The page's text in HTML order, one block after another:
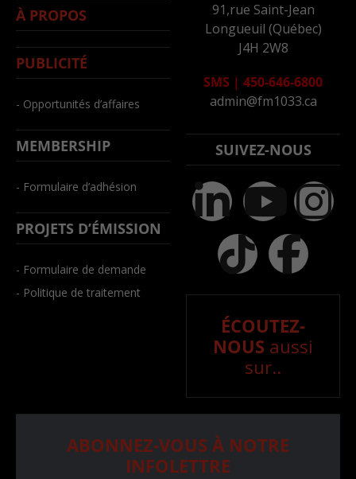
À PROPOS
PUBLICITÉ
- Opportunités d’affaires
MEMBERSHIP
- Formulaire d’adhésion
PROJETS D’ÉMISSION
- Formulaire de demande
- Politique de traitement
91,rue Saint-Jean
Longueuil (Québec)
J4H 2W8
SMS | 450-646-6800
admin@fm1033.ca
SUIVEZ-NOUS
ÉCOUTEZ-
NOUS aussi
sur..
ABONNEZ-VOUS À NOTRE
INFOLETTRE